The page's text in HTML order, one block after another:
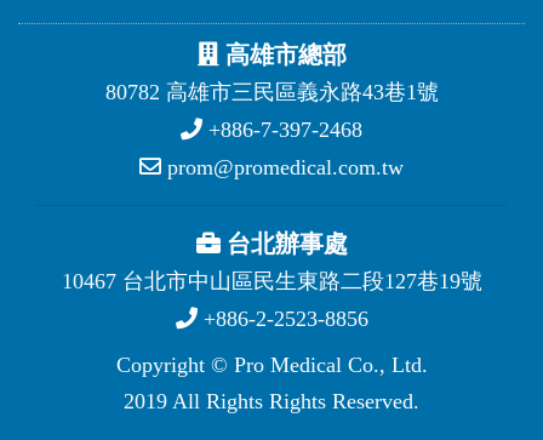
高雄市總部
80782 高雄市三民區義永路43巷1號
+886-7-397-2468
prom@promedical.com.tw
台北辦事處
10467 台北市中山區民生東路二段127巷19號
+886-2-2523-8856
Copyright © Pro Medical Co., Ltd.
2019 All Rights Rights Reserved.